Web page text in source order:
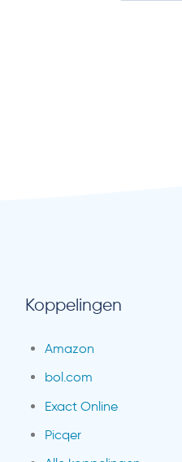
Koppelingen
Amazon
bol.com
Exact Online
Picqer